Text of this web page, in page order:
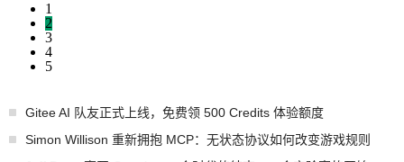
1
2
3
4
5
Gitee AI 队友正式上线，免费领 500 Credits 体验额度
Simon Willison 重新拥抱 MCP：无状态协议如何改变游戏规则